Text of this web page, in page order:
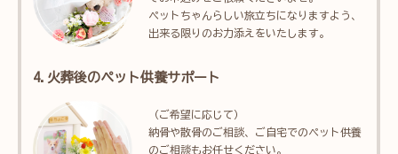
ペットちゃんらしい旅立ちになりますよう、
出来る限りのお力添えをいたします。
4.火葬後のペット供養サポート
（ご希望に応じて）
納骨や散骨のご相談、ご自宅でのペット供養
のご相談もお任せください。